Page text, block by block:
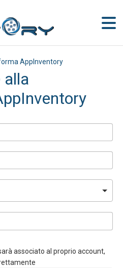
AppInventory
alla
associato al proprio account,